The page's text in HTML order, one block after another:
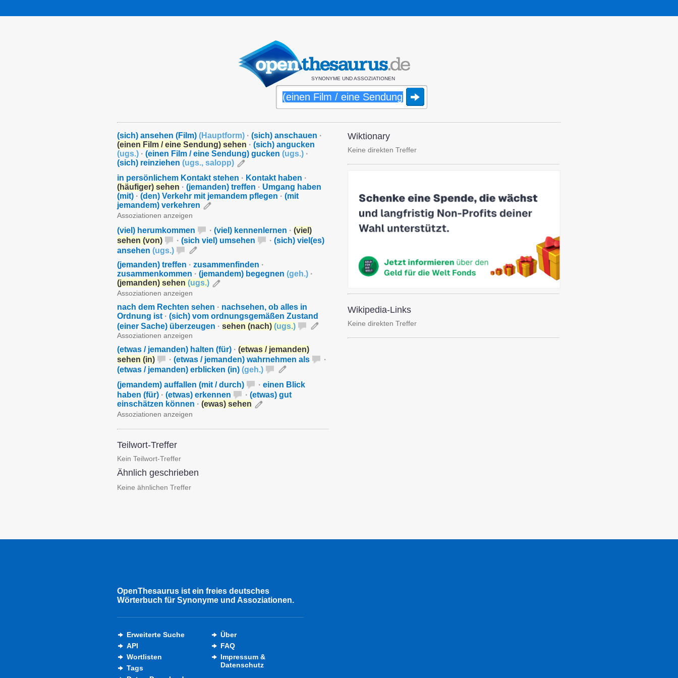
SYNONYME UND ASSOZIATIONEN
(sich) ansehen (Film) (Hauptform) · (sich) anschauen ·
(einen Film / eine Sendung) sehen · (sich) angucken
(ugs.) · (einen Film / eine Sendung) gucken (ugs.) ·
(sich) reinziehen (ugs., salopp)
in persönlichem Kontakt stehen · Kontakt haben ·
(häufiger) sehen · (jemanden) treffen · Umgang haben
(mit) · (den) Verkehr mit jemandem pflegen · (mit
jemandem) verkehren
Assoziationen anzeigen
(viel) herumkommen · (viel) kennenlernen · (viel)
sehen (von)
· (sich viel) umsehen · (sich) viel(es)
ansehen (ugs.)
(jemanden) treffen · zusammenfinden ·
zusammenkommen · (jemandem) begegnen (geh.) ·
(jemanden) sehen (ugs.)
Assoziationen anzeigen
nach dem Rechten sehen · nachsehen, ob alles in
Ordnung ist · (sich) vom ordnungsgemäßen Zustand
(einer Sache) überzeugen · sehen (nach) (ugs.)
Assoziationen anzeigen
(etwas / jemanden) halten (für) · (etwas / jemanden)
sehen (in)
· (etwas / jemanden) wahrnehmen als
·
(etwas / jemanden) erblicken (in) (geh.)
(jemandem) auffallen (mit / durch)
· einen Blick
haben (für) · (etwas) erkennen · (etwas) gut
einschätzen können · (ewas) sehen
Assoziationen anzeigen
Teilwort-Treffer
Kein Teilwort-Treffer
Ähnlich geschrieben
Keine ähnlichen Treffer
Wiktionary
Keine direkten Treffer
Wikipedia-Links
Keine direkten Treffer
OpenThesaurus ist ein freies deutsches
Wörterbuch für Synonyme und Assoziationen.
Erweiterte Suche
API
Wortlisten
Tags
Über
FAQ
Impressum &
Datenschutz